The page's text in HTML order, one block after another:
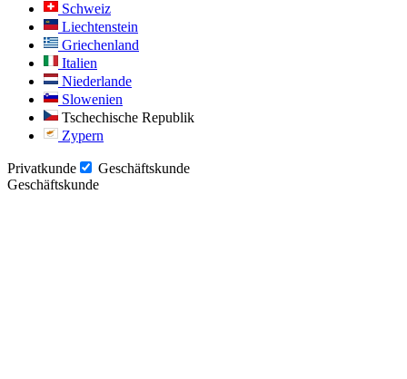
Schweiz
Liechtenstein
Griechenland
Italien
Niederlande
Slowenien
Tschechische Republik
Zypern
Privatkunde
Geschäftskunde
Geschäftskunde